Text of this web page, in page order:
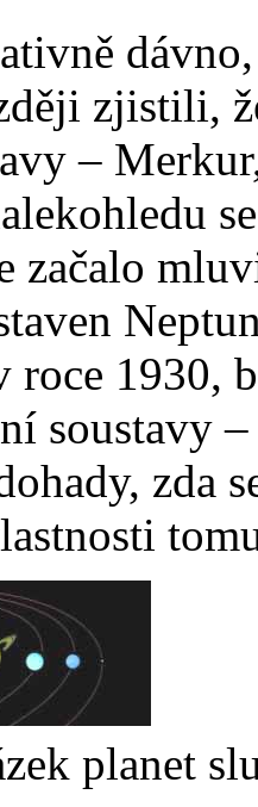
zjistili,
–
začalo
roce 1930,
soustavy
zda
planet